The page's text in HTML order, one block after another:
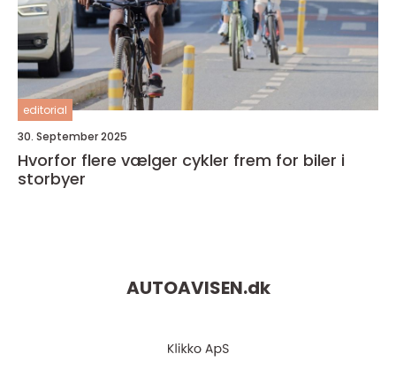
editorial
30. September 2025
Hvorfor flere vælger cykler frem for biler i
storbyer
AUTOAVISEN.dk